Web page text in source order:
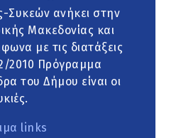
Συκεών ανήκει στην
Μακεδονίας και
με τις διατάξεις
2010 Πρόγραμμα
του Δήμου είναι οι
links